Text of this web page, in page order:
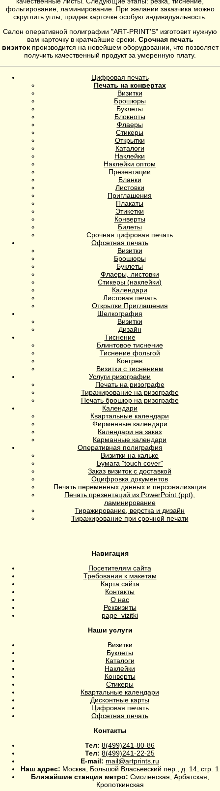
фольгирование, ламинирование. При желании заказчика можно
скруглить углы, придав карточке особую индивидуальность.
Салон оперативной полиграфии "ART-PRINT'S" изготовит нужную
вам карточку в кратчайшие сроки. Срочная печать
визитокпроизводится на новейшем оборудовании, что позволяет
получить качественный продукт за умеренную плату.
Цифровая печать
Печать на конвертах
Визитки
Брошюры
Буклеты
Блокноты
Флаеры
Стикеры
Открытки
Каталоги
Наклейки
Наклейки оптом
Презентации
Бланки
Листовки
Приглашения
Плакаты
Этикетки
Конверты
Билеты
Срочная цифровая печать
Офсетная печать
Визитки
Брошюры
Буклеты
Флаеры, листовки
Стикеры (наклейки)
Календари
Листовая печать
Открытки Приглашения
Шелкография
Визитки
Дизайн
Тиснение
Блинтовое тиснение
Тиснение фольгой
Конгрев
Визитки с тиснением
Услуги ризографии
Печать на ризографе
Тиражирование на ризографе
Печать брошюр на ризографе
Календари
Квартальные календари
Фирменные календари
Календари на заказ
Карманные календари
Оперативная полиграфия
Визитки на кальке
Бумага "touch cover"
Заказ визиток с доставкой
Оцифровка документов
Печать переменных данных и персонализация
Печать презентаций из PowerPoint (ppt),
ламинирование
Тиражирование, верстка и дизайн
Тиражирование при срочной печати
Навигация
Посетителям сайта
Требования к макетам
Карта сайта
Контакты
О нас
Реквизиты
page_vizitki
Наши услуги
Визитки
Буклеты
Каталоги
Наклейки
Конверты
Стикеры
Квартальные календари
Дисконтные карты
Цифровая печать
Офсетная печать
Контакты
Тел: 8(499)241-80-86
Тел: 8(499)241-22-25
E-mail: mail@artprints.ru
Наш адрес: Москва, Большой Власьевский пер., д. 14, стр. 1
Ближайшие станции метро: Смоленская, Арбатская,
Кропоткинская